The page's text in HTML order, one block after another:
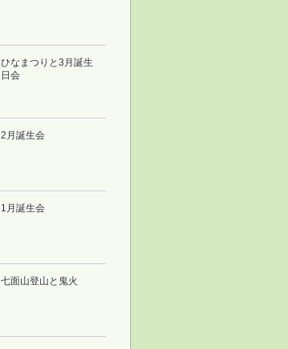
ひなまつりと3月誕生
日会
2月誕生会
1月誕生会
七面山登山と鬼火